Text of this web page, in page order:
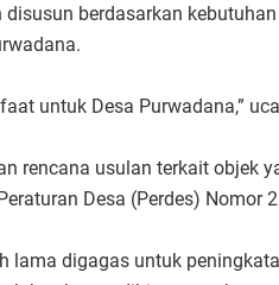
berdasarkan
untuk Desa Purwadana,”
rencana usulan terkait objek
Desa (Perdes) Nomor
lama digagas untuk